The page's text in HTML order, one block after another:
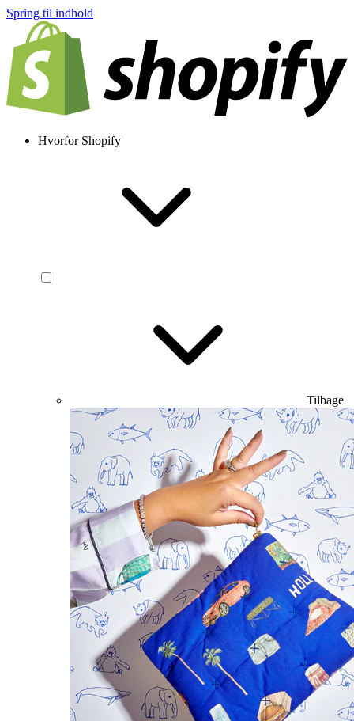
Spring til indhold
Hvorfor Shopify
Tilbage